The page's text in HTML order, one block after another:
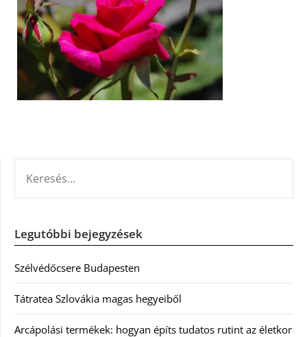
Legutóbbi bejegyzések
Szélvédőcsere Budapesten
Tátratea Szlovákia magas hegyeiből
Arcápolási termékek: hogyan építs tudatos rutint az életkor